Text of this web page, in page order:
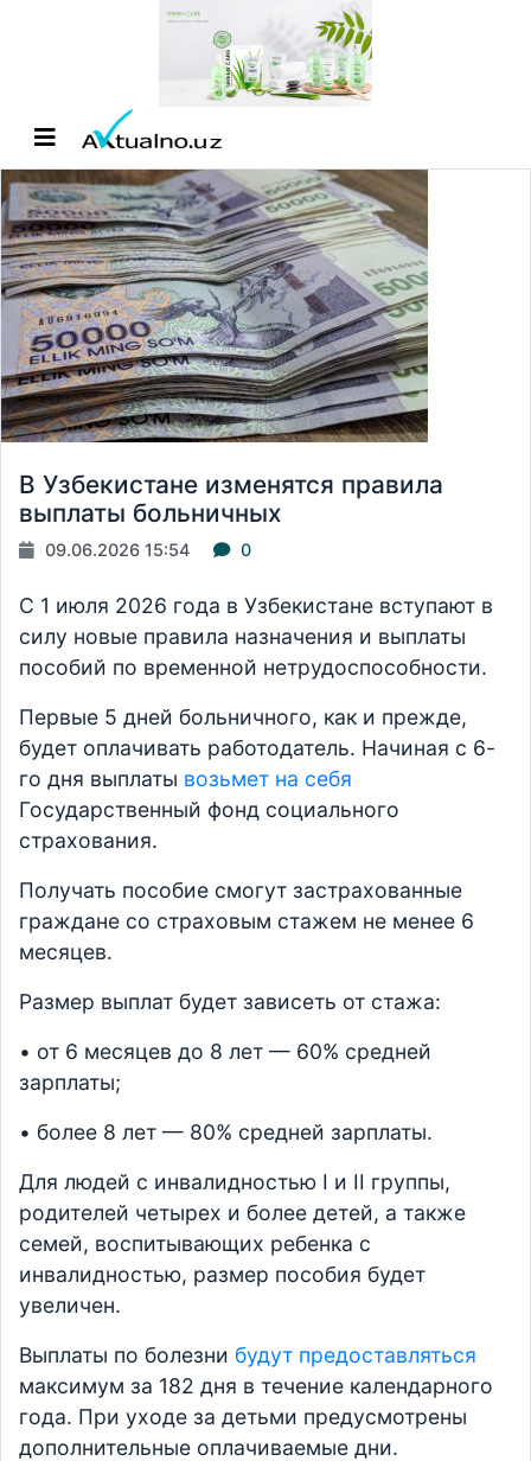
В Узбекистане изменятся правила
выплаты больничных
09.06.2026 15:54 0
С 1 июля 2026 года в Узбекистане вступают в
силу новые правила назначения и выплаты
пособий по временной нетрудоспособности.
Первые 5 дней больничного, как и прежде,
будет оплачивать работодатель. Начиная с 6-
го дня выплаты возьмет на себя
Государственный фонд социального
страхования.
Получать пособие смогут застрахованные
граждане со страховым стажем не менее 6
месяцев.
Размер выплат будет зависеть от стажа:
• от 6 месяцев до 8 лет — 60% средней
зарплаты;
• более 8 лет — 80% средней зарплаты.
Для людей с инвалидностью I и II группы,
родителей четырех и более детей, а также
семей, воспитывающих ребенка с
инвалидностью, размер пособия будет
увеличен.
Выплаты по болезни будут предоставляться
максимум за 182 дня в течение календарного
года. При уходе за детьми предусмотрены
дополнительные оплачиваемые дни.